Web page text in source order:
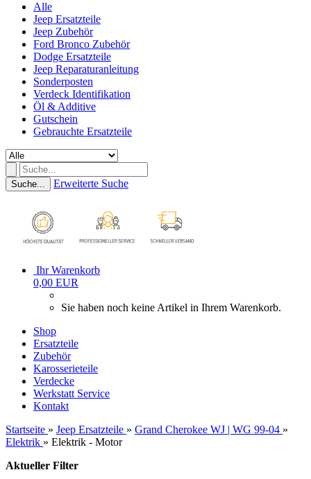
Alle
Jeep Ersatzteile
Jeep Zubehör
Ford Bronco Zubehör
Dodge Ersatzteile
Jeep Reparaturanleitung
Sonderposten
Verdeck Identifikation
Öl & Additive
Gutschein
Gebrauchte Ersatzteile
Suche... Erweiterte Suche
Ihr Warenkorb
0,00 EUR
Sie haben noch keine Artikel in Ihrem Warenkorb.
Shop
Ersatzteile
Zubehör
Karosserieteile
Verdecke
Werkstatt Service
Kontakt
Startseite » Jeep Ersatzteile » Grand Cherokee WJ | WG 99-04 »
Elektrik » Elektrik - Motor
Aktueller Filter